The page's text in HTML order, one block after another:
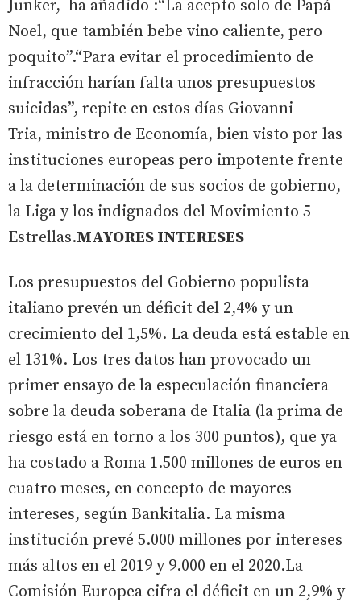
Junker, ha añadido :“La acepto solo de Papá
Noel, que también bebe vino caliente, pero
poquito”.“Para evitar el procedimiento de
infracción harían falta unos presupuestos
suicidas”, repite en estos días Giovanni
Tria, ministro de Economía, bien visto por las
instituciones europeas pero impotente frente
a la determinación de sus socios de gobierno,
la Liga y los indignados del Movimiento 5
Estrellas.MAYORES INTERESES
Los presupuestos del Gobierno populista
italiano prevén un déficit del 2,4% y un
crecimiento del 1,5%. La deuda está estable en
el 131%. Los tres datos han provocado un
primer ensayo de la especulación financiera
sobre la deuda soberana de Italia (la prima de
riesgo está en torno a los 300 puntos), que ya
ha costado a Roma 1.500 millones de euros en
cuatro meses, en concepto de mayores
intereses, según Bankitalia. La misma
institución prevé 5.000 millones por intereses
más altos en el 2019 y 9.000 en el 2020.La
Comisión Europea cifra el déficit en un 2,9% y